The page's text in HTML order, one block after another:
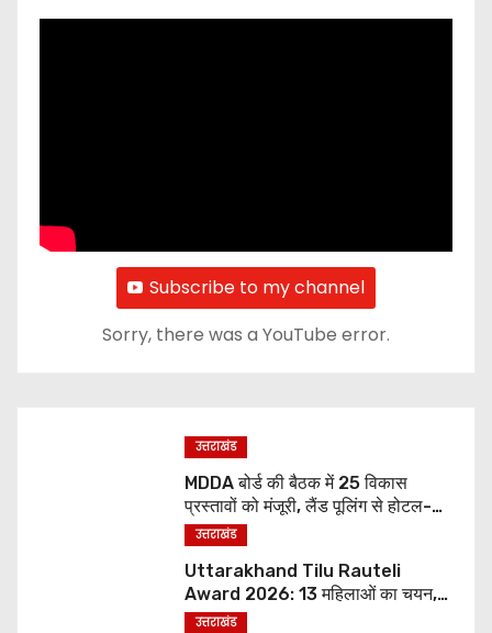
Subscribe to my channel
Sorry, there was a YouTube error.
उत्तराखंड
MDDA बोर्ड की बैठक में 25 विकास
प्रस्तावों को मंजूरी, लैंड पूलिंग से होटल-
पर्यटन परियोजनाओं को मिलेगी रफ्तार
उत्तराखंड
Uttarakhand Tilu Rauteli
Award 2026: 13 महिलाओं का चयन,
8 अगस्त को सीएम धामी करेंगे सम्मानित
उत्तराखंड